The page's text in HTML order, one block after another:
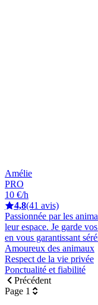
Amélie
PRO
10 €/h
4,8(41 avis)
Passionnée par les
leur espace. Je garde
en vous garantissant
Amoureux des animaux
Respect de la vie privée
Ponctualité et fiabilité
Précédent
Page 1